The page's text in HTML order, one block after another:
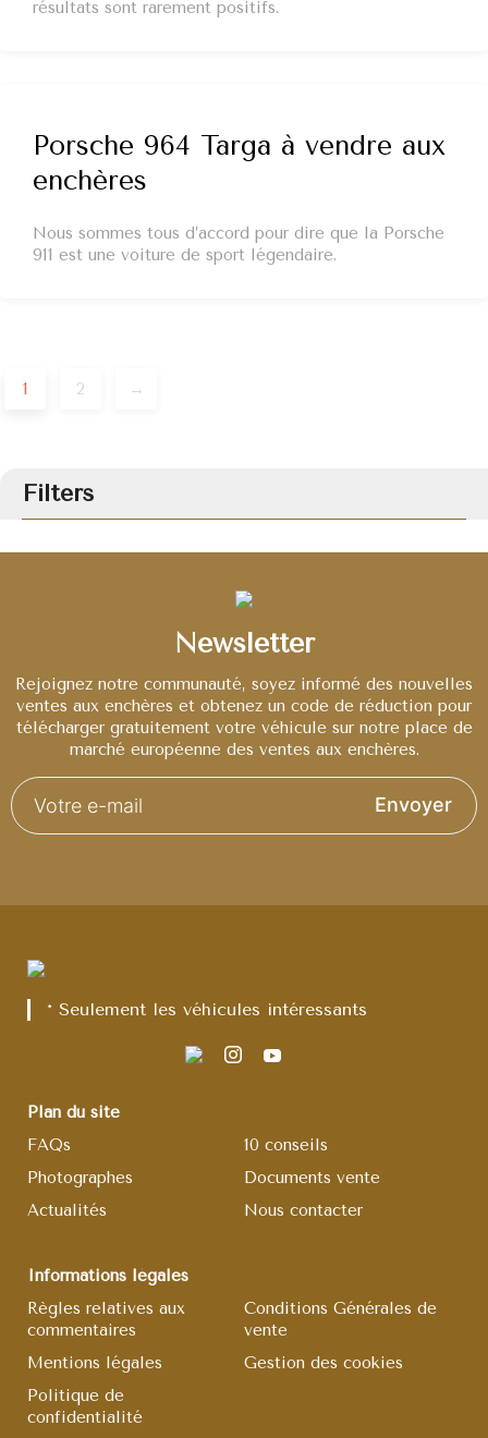
résultats sont rarement positifs.
Porsche 964 Targa à vendre aux
enchères
Nous sommes tous d’accord pour dire que la Porsche
911 est une voiture de sport légendaire.
navigation
1 2 →
Filters
Newsletter
Rejoignez notre communauté, soyez informé des nouvelles
ventes aux enchères et obtenez un code de réduction pour
télécharger gratuitement votre véhicule sur notre place de
marché européenne des ventes aux enchères.
Envoyer
* Seulement les véhicules intéressants
Plan du site
FAQs
10 conseils
Photographes
Documents vente
Actualités
Nous contacter
Informations légales
Règles relatives aux
commentaires
Conditions Générales de
vente
Mentions légales
Gestion des cookies
Politique de
confidentialité